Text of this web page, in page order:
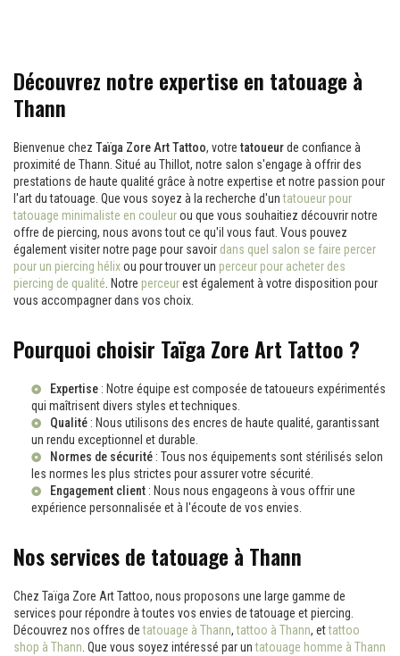
Découvrez notre expertise en tatouage à
Thann
Bienvenue chez Taïga Zore Art Tattoo, votre tatoueurde confiance à
proximité de Thann. Situé au Thillot, notre salon s'engage à offrir des
prestations de haute qualité grâce à notre expertise et notre passion pour
l'art du tatouage. Que vous soyez à la recherche d'untatoueur pour
tatouage minimaliste en couleurou que vous souhaitiez découvrir notre
offre de piercing, nous avons tout ce qu'il vous faut. Vous pouvez
également visiter notre page pour savoir dans quel salon se faire percer
pour un piercing hélixou pour trouver un perceur pour acheter des
piercing de qualité . Notre perceurest également à votre disposition pour
vous accompagner dans vos choix.
Pourquoi choisir Taïga Zore Art Tattoo ?
Expertise : Notre équipe est composée de tatoueurs expérimentés
qui maîtrisent divers styles et techniques.
Qualité : Nous utilisons des encres de haute qualité, garantissant
un rendu exceptionnel et durable.
Normes de sécurité : Tous nos équipements sont stérilisés selon
les normes les plus strictes pour assurer votre sécurité.
Engagement client : Nous nous engageons à vous offrir une
expérience personnalisée et à l'écoute de vos envies.
Nos services de tatouage à Thann
Chez Taïga Zore Art Tattoo, nous proposons une large gamme de
services pour répondre à toutes vos envies de tatouage et piercing.
Découvrez nos offres detatouage à Thann,tattoo à Thann, ettattoo
shop à Thann . Que vous soyez intéressé par untatouage homme à Thann